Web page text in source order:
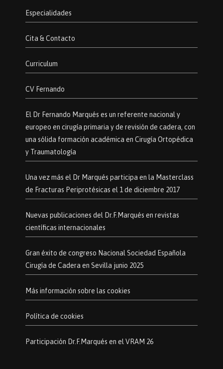
Especialidades
Cita & Contacto
Curriculum
CV Fernando
El Dr Fernando Marqués es un referente nacional y
europeo en cirugía primaria y de revisión de cadera, con
una sólida formación académica en Cirugía Ortopédica
y Traumatología
Una vez más el Dr Marqués participa en la Masterclass
de Fracturas Periprotésicas el 1 de diciembre 2017
Nuevas publicaciones del Dr.F.Marqués en revistas
científicas internacionales
Gran éxito de congreso Nacional Sociedad Española
Cirugía de Cadera en Sevilla junio 2025
Más información sobre las cookies
Política de cookies
Participación Dr.F.Marqués en el VRAM 26